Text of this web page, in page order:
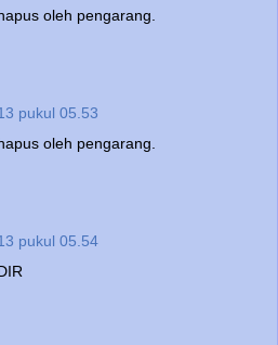
oleh pengarang.
pukul 05.53
oleh pengarang.
pukul 05.54